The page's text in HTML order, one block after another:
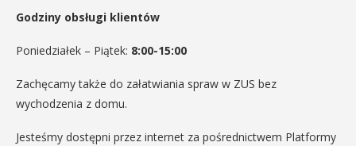
Godziny obsługi klientów
Poniedziałek – Piątek: 8:00-15:00
Zachęcamy także do załatwiania spraw w ZUS bez
wychodzenia z domu.
Jesteśmy dostępni przez internet za pośrednictwem Platformy